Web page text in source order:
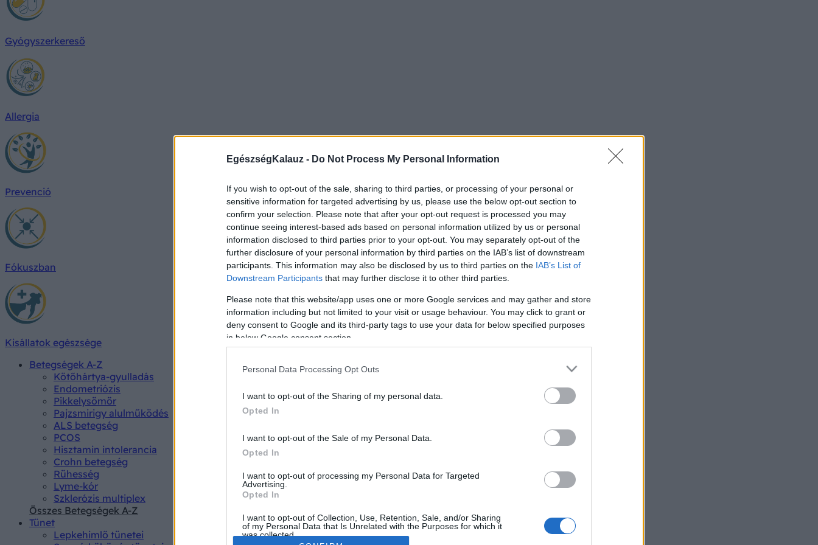
EgészségKalauz - Do Not Process My Personal Information
If you wish to opt-out of the sale, sharing to third parties, or processing of your personal or
sensitive information for targeted advertising by us, please use the below opt-out section to
confirm your selection. Please note that after your opt-out request is processed you may
continue seeing interest-based ads based on personal information utilized by us or personal
information disclosed to third parties prior to your opt-out. You may separately opt-out of the
further disclosure of your personal information by third parties on the IAB’s list of downstream
participants. This information may also be disclosed by us to third parties on the IAB’s List of
Downstream Participants that may further disclose it to other third parties.
Please note that this website/app uses one or more Google services and may gather and store
information including but not limited to your visit or usage behaviour. You may click to grant or
deny consent to Google and its third-party tags to use your data for below specified purposes
in below Google consent section.
Personal Data Processing Opt Outs
I want to opt-out of the Sharing of my personal data.
Opted In
I want to opt-out of the Sale of my Personal Data.
Opted In
I want to opt-out of processing my Personal Data for Targeted
Advertising.
Opted In
I want to opt-out of Collection, Use, Retention, Sale, and/or Sharing
of my Personal Data that Is Unrelated with the Purposes for which it
was collected.
Gyógyszerkereső
Allergia
Prevenció
Fókuszban
Kisállatok egészsége
Betegségek A-Z
Kötőhártya-gyulladás
Endometriózis
Pikkelysömör
Pajzsmirigy alulműködés
ALS betegség
PCOS
Hisztamin intolerancia
Crohn betegség
Rühesség
Lyme-kór
Szklerózis multiplex
Összes Betegségek A-Z
Tünet
Lepkehimlő tünetei